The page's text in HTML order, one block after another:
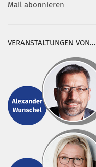
Mail abonnieren
VERANSTALTUNGEN VON…